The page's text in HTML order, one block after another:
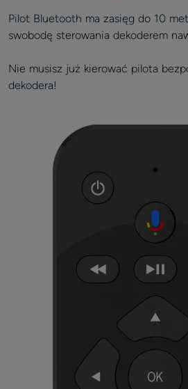
Pilot Bluetooth ma zasięg do 10
swobodę sterowania dekoderem
Nie musisz już kierować pilota
dekodera!